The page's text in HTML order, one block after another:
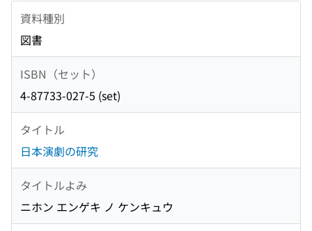
資料種別
図書
ISBN（セット）
4-87733-027-5 (set)
タイトル
日本演劇の研究
タイトルよみ
ニホン エンゲキ ノ ケンキュウ